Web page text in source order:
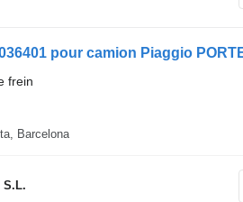
pour camion Piaggio
frein
Barcelona
S.L.